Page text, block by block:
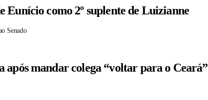
como 2º suplente de Luizianne
Senado
após mandar colega “voltar para o Ceará”